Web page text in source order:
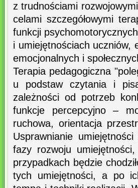
z trudnościami
celami szczegółowymi
funkcji
i umiejętnościach uczniów,
emocjonalnych i
Terapia pedagogiczna
u podstaw czytania i
zależności od potrzeb
funkcje percepcyjno –
ruchowa, orientacja
Usprawnianie
fazy rozwoju
przypadkach będzie
tych umiejętności, a po